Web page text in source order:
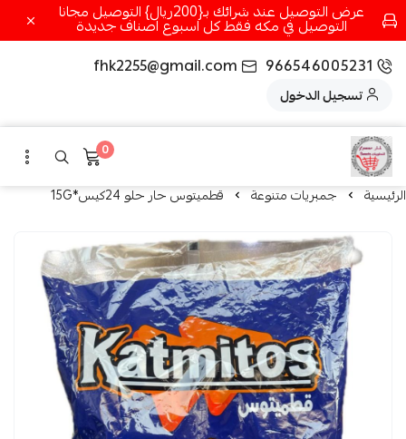
عرض التوصيل عند شرائك بـ{200ريال} التوصيل مجانا
التوصيل في مكه فقط كل اسبوع اصناف جديدة
966546005231
fhk2255@gmail.com
تسجيل الدخول
0
الرئيسية جمبريات متنوعة قطميتوس حار حلو 24كيس*15G